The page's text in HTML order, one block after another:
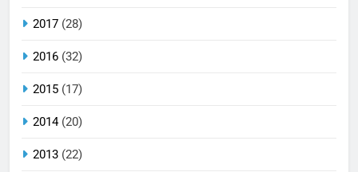
2017 (28)
2016 (32)
2015 (17)
2014(20)
2013 (22)